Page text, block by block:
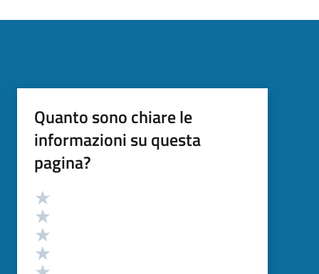
Quanto sono chiare le
informazioni su questa
pagina?
Valutazione